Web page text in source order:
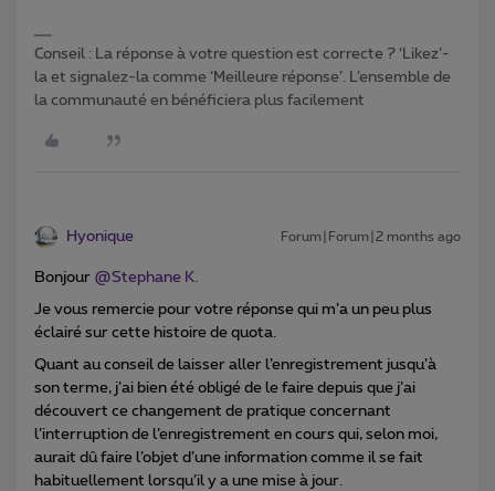
Conseil : La réponse à votre question est correcte ? ‘Likez’-
la et signalez-la comme ‘Meilleure réponse’. L’ensemble de
la communauté en bénéficiera plus facilement
Hyonique Forum|Forum|2 months ago
Bonjour ​ @Stephane K.
Je vous remercie pour votre réponse qui m’a un peu plus
éclairé sur cette histoire de quota.
Quant au conseil de laisser aller l’enregistrement jusqu’à
son terme, j’ai bien été obligé de le faire depuis que j’ai
découvert ce changement de pratique concernant
l’interruption de l’enregistrement en cours qui, selon moi,
aurait dû faire l’objet d’une information comme il se fait
habituellement lorsqu’il y a une mise à jour.